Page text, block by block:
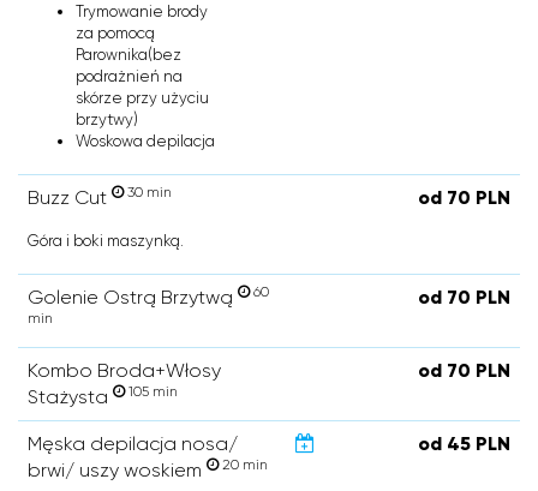
Trymowanie brody
za pomocą
Parownika(bez
podrażnień na
skórze przy użyciu
brzytwy)
Woskowa depilacja
Buzz Cut 30 min od 70 PLN
Góra i boki maszynką.
Golenie Ostrą Brzytwą
60
min
od 70 PLN
Kombo Broda+Włosy
Stażysta
105 min
od 70 PLN
Męska depilacja nosa/
brwi/ uszy woskiem
20 min
od 45 PLN